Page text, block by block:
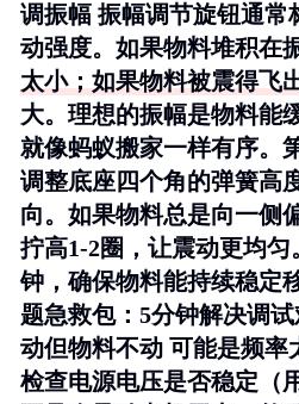
调振幅 振幅调节旋钮通常
动强度。如果物料堆积在
太小；如果物料被震得飞
大。理想的振幅是物料能
就像蚂蚁搬家一样有序。
调整底座四个角的弹簧高
向。如果物料总是向一侧
拧高1-2圈，让震动更均匀
钟，确保物料能持续稳定
题急救包：5分钟解决调
动但物料不动 可能是频率
检查电源电压是否稳定（